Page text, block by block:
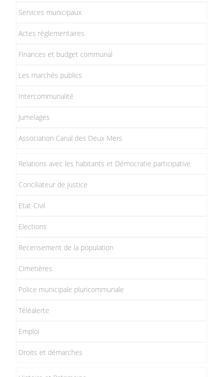
Services municipaux
Actes réglementaires
Finances et budget communal
Les marchés publics
Intercommunalité
Jumelages
Association Canal des Deux Mers
Relations avec les habitants et Démocratie participative
Conciliateur de justice
Etat-Civil
Elections
Recensement de la population
Cimetières
Police municipale pluricommunale
Téléalerte
Emploi
Droits et démarches